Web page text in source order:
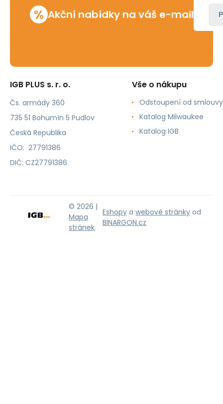
% Akční nabídky na váš e-mail
IGB PLUS s. r. o.
Čs. armády 360
735 51 Bohumín 5 Pudlov
Česká Republika
IČO: 27791386
DIČ: CZ27791386
Vše o nákupu
Odstoupení od smlouvy
Katalog Milwaukee
Katalog IGB
© 2026 |
Mapa
stránek
Eshopy a webové stránky od
BINARGON.cz